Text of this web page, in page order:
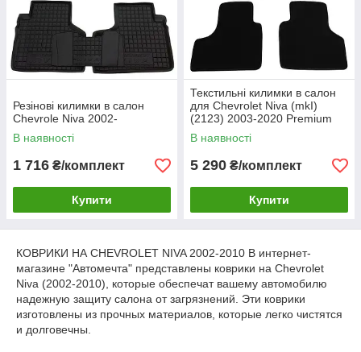
Резінові килимки в салон
Chevrole Niva 2002-
В наявності
1 716 ₴/комплект
Купити
Текстильні килимки в салон
для Chevrolet Niva (mkI)
(2123) 2003-2020 Premium
В наявності
5 290 ₴/комплект
Купити
КОВРИКИ НА CHEVROLET NIVA 2002-2010 В интернет-
магазине "Автомечта" представлены коврики на Chevrolet
Niva (2002-2010), которые обеспечат вашему автомобилю
надежную защиту салона от загрязнений. Эти коврики
изготовлены из прочных материалов, которые легко чистятся
и долговечны.